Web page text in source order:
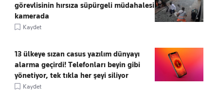
görevlisinin hırsıza süpürgeli müdahalesi
kamerada
Kaydet
13 ülkeye sızan casus yazılım dünyayı
alarma geçirdi! Telefonları beyin gibi
yönetiyor, tek tıkla her şeyi siliyor
Kaydet